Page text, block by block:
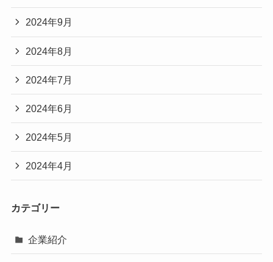
2024年9月
2024年8月
2024年7月
2024年6月
2024年5月
2024年4月
カテゴリー
企業紹介